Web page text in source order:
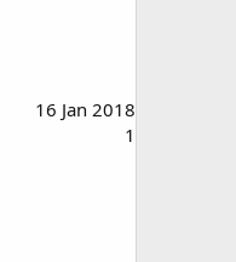
16 Jan 2018
1